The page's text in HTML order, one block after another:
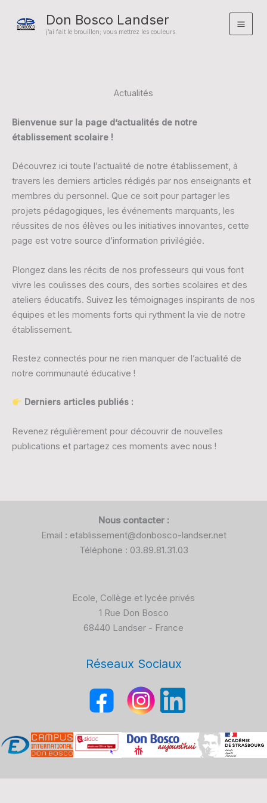
Don Bosco Landser
j’ai fait le brouillon; vous mettrez les couleurs.
Main
Actualités
Bienvenue sur la page d’actualités de notre
établissement scolaire !
Découvrez ici toute l’actualité de notre établissement, à
travers les derniers articles rédigés par nos enseignants et
membres du personnel. Que ce soit pour partager les
projets pédagogiques, les événements marquants, les
réussites de nos élèves ou les initiatives innovantes, cette
page est votre source d’information privilégiée.
Plongez dans les récits de nos professeurs qui vous font
vivre les coulisses des cours, des sorties scolaires et des
ateliers éducatifs. Suivez les témoignages inspirants de nos
équipes et les moments forts qui rythment la vie de notre
établissement.
Restez connectés pour ne rien manquer de l’actualité de
notre communauté éducative !
Derniers articles publiés :
Revenez régulièrement pour découvrir de nouvelles
publications et partagez ces moments avec nous !
Nous contacter :
Email : etablissement@donbosco-landser.net
Téléphone : 03.89.81.31.03
Ecole, Collège et lycée privés
1 Rue Don Bosco
68440 Landser - France
Réseaux Sociaux